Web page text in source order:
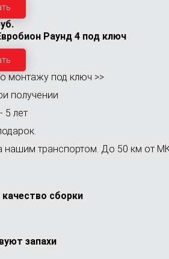
Раунд 4 под ключ
монтажу под ключ >>
получении
5 лет
нашим транспортом. До 50 км от
сборки
запахи